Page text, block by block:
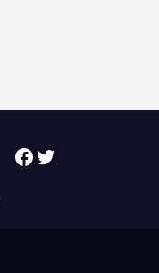
Facebook Twitter